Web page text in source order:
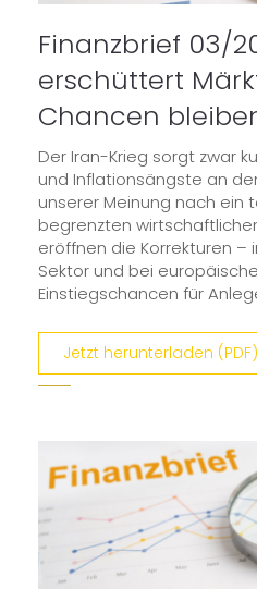
Finanzbrief 03/
erschüttert
Chancen
Der Iran-Krieg sorgt zwar
und Inflationsängste an
unserer Meinung nach ein
begrenzten
eröffnen die Korrekturen –
Sektor und bei
Einstiegschancen für
Jetzt herunterladen (PDF)